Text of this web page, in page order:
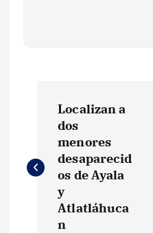
v
Localizan a
dos
menores
desaparecid
os de Ayala
y
Atlatláhuca
n